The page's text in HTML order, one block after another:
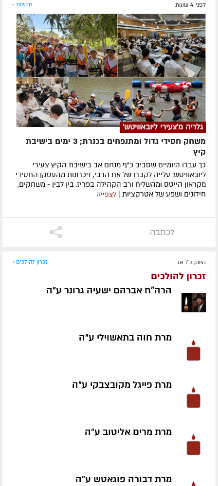
לפני 4 שעות חדשות »
גלריה מ'צעירי ליובאוויטש'
משחק חסידי גדול ומתנפחים בכנרת; 3 ימים בישיבת
קיץ
כך עברו היומיים שסביב כ"ף מנחם אב בישיבת הקיץ צעירי
ליובאוויטש: עלייה לקברו של אח הרבי, זיכרונות מהעסקן החסידי
מקראון הייטס ומהשליח ורב הקהילה בפריז. בין לבין - משחקים,
חידונים ושפע של אטרקציות | לצפייה
לכתבה
היום, כ"ו אב זכרון להולכים »
זכרון להולכים
הרה"ח אברהם ישעיה גרונר ע״ה
מרת חוה בתאשוילי ע״ה
מרת פייגל מקובצבקי ע״ה
מרת מרים אליטוב ע״ה
מרת דבורה פוגאטש ע״ה